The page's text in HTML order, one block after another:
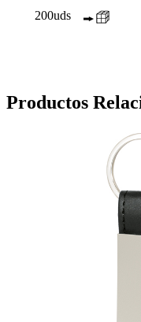
200uds
Productos